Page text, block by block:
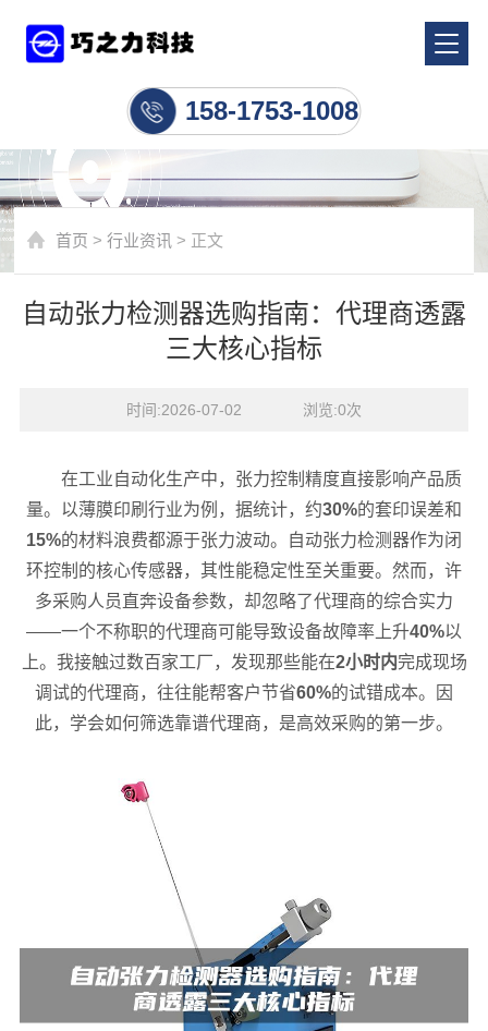
158-1753-1008
首页 >行业资讯 > 正文
自动张力检测器选购指南：代理商透露
三大核心指标
时间:2026-07-02    浏览:0次
在工业自动化生产中，张力控制精度直接影响产品质
量。以薄膜印刷行业为例，据统计，约30%的套印误差和
15%的材料浪费都源于张力波动。自动张力检测器作为闭
环控制的核心传感器，其性能稳定性至关重要。然而，许
多采购人员直奔设备参数，却忽略了代理商的综合实力
——一个不称职的代理商可能导致设备故障率上升40%以
上。我接触过数百家工厂，发现那些能在2小时内完成现场
调试的代理商，往往能帮客户节省60%的试错成本。因
此，学会如何筛选靠谱代理商，是高效采购的第一步。